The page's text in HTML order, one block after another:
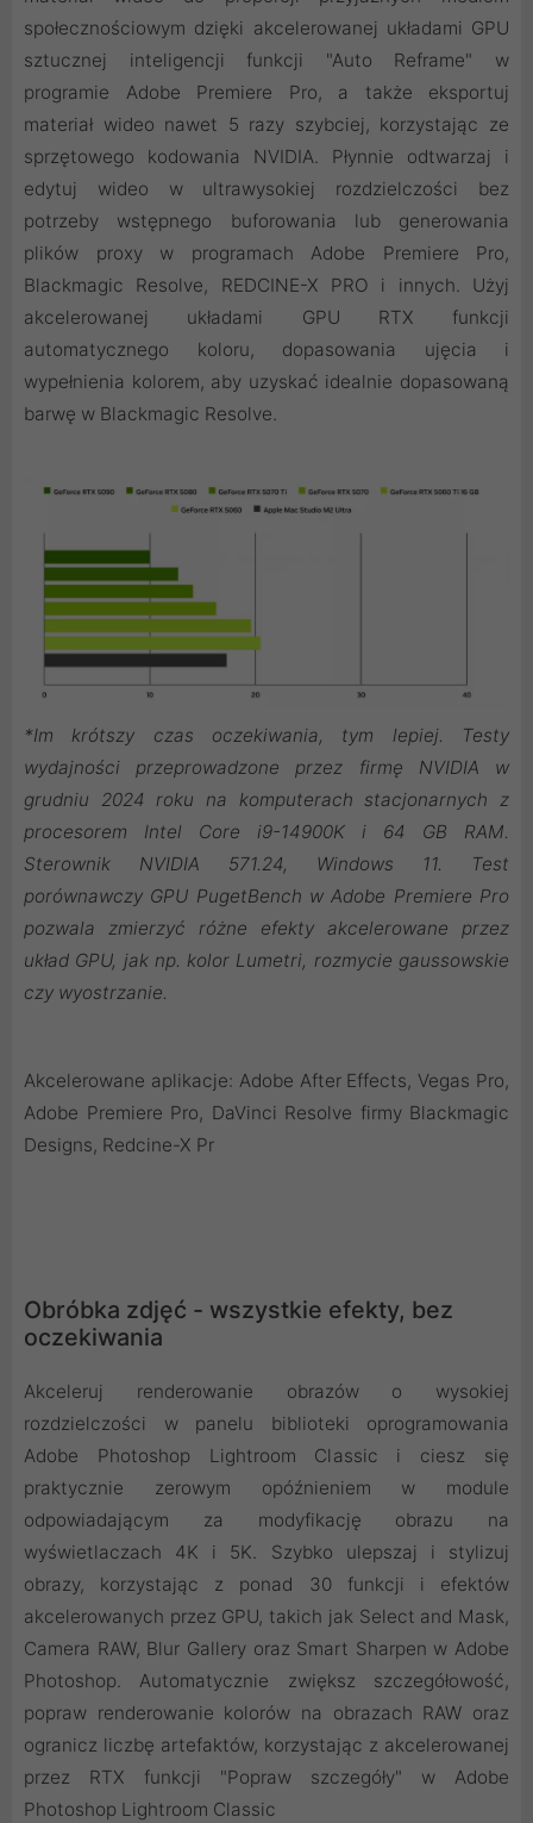
społecznościowym dzięki akcelerowanej układami GPU
sztucznej inteligencji funkcji "Auto Reframe" w
programie Adobe Premiere Pro, a także eksportuj
materiał wideo nawet 5 razy szybciej, korzystając ze
sprzętowego kodowania NVIDIA. Płynnie odtwarzaj i
edytuj wideo w ultrawysokiej rozdzielczości bez
potrzeby wstępnego buforowania lub generowania
plików proxy w programach Adobe Premiere Pro,
Blackmagic Resolve, REDCINE-X PRO i innych. Użyj
akcelerowanej układami GPU RTX funkcji
automatycznego koloru, dopasowania ujęcia i
wypełnienia kolorem, aby uzyskać idealnie dopasowaną
barwę w Blackmagic Resolve.
*Im krótszy czas oczekiwania, tym lepiej. Testy
wydajności przeprowadzone przez firmę NVIDIA w
grudniu 2024 roku na komputerach stacjonarnych z
procesorem Intel Core i9-14900K i 64 GB RAM.
Sterownik NVIDIA 571.24, Windows 11. Test
porównawczy GPU PugetBench w Adobe Premiere Pro
pozwala zmierzyć różne efekty akcelerowane przez
układ GPU, jak np. kolor Lumetri, rozmycie gaussowskie
czy wyostrzanie.
Akcelerowane aplikacje: Adobe After Effects, Vegas Pro,
Adobe Premiere Pro, DaVinci Resolve firmy Blackmagic
Designs, Redcine-X Pr
Obróbka zdjęć - wszystkie efekty, bez
oczekiwania
Akceleruj renderowanie obrazów o wysokiej
rozdzielczości w panelu biblioteki oprogramowania
Adobe Photoshop Lightroom Classic i ciesz się
praktycznie zerowym opóźnieniem w module
odpowiadającym za modyfikację obrazu na
wyświetlaczach 4K i 5K. Szybko ulepszaj i stylizuj
obrazy, korzystając z ponad 30 funkcji i efektów
akcelerowanych przez GPU, takich jak Select and Mask,
Camera RAW, Blur Gallery oraz Smart Sharpen w Adobe
Photoshop. Automatycznie zwiększ szczegółowość,
popraw renderowanie kolorów na obrazach RAW oraz
ogranicz liczbę artefaktów, korzystając z akcelerowanej
przez RTX funkcji "Popraw szczegóły" w Adobe
Photoshop Lightroom Classic